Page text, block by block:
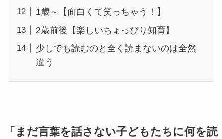
1歳～【面白くて笑っちゃう！】
2歳前後【楽しいちょっぴり知育】
少しでも読むのと全く読まないのは全然
違う
「まだ言葉を話さない子どもたちに何を読